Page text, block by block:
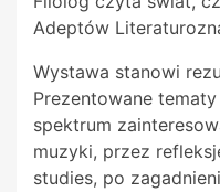
Adeptów
Wystawa stanowi
Prezentowane
spektrum
muzyki, przez
studies, po